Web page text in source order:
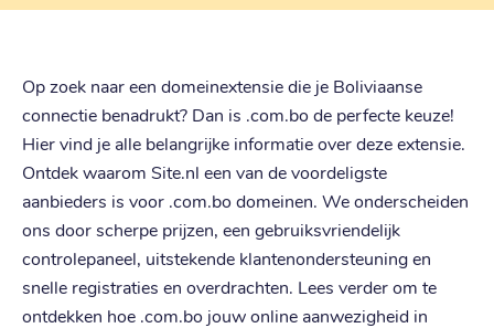
Op zoek naar een domeinextensie die je Boliviaanse
connectie benadrukt? Dan is .com.bo de perfecte keuze!
Hier vind je alle belangrijke informatie over deze extensie.
Ontdek waarom Site.nl een van de voordeligste
aanbieders is voor .com.bo domeinen. We onderscheiden
ons door scherpe prijzen, een gebruiksvriendelijk
controlepaneel, uitstekende klantenondersteuning en
snelle registraties en overdrachten. Lees verder om te
ontdekken hoe .com.bo jouw online aanwezigheid in